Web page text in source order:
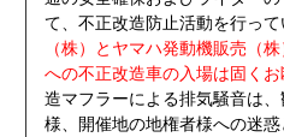
て、不正改造防止活動を行って
（株）とヤマハ発動機販売（
への不正改造車の入場は固くお
造マフラーによる排気騒音は
様、開催地の地権者様への迷